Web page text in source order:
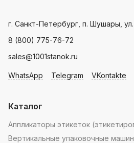
г. Санкт-Петербург, п. Шушары, ул.
8 (800) 775-76-72
sales@1001stanok.ru
WhatsApp Telegram VKontakte
Каталог
Аппликаторы этикеток
Вертикальные упаковочные